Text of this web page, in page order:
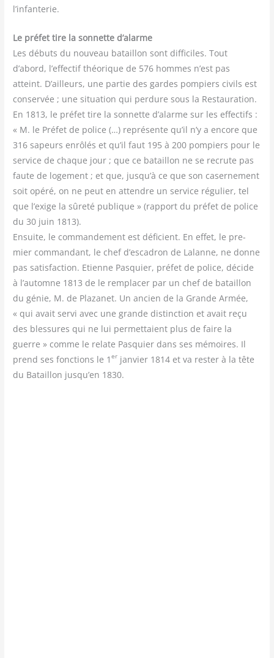
l’infanterie.
Le pré­fet tire la son­nette d’alarme
Les débuts du nou­veau bataillon sont dif­fi­ciles. Tout
d’abord, l’effectif théo­rique de 576 hommes n’est pas
atteint. D’ailleurs, une par­tie des gardes pom­piers civils est
conser­vée ; une situa­tion qui per­dure sous la Res­tau­ra­tion.
En 1813, le pré­fet tire la son­nette d’alarme sur les effec­tifs :
« M. le Pré­fet de police (…) repré­sente qu’il n’y a encore que
316 sapeurs enrô­lés et qu’il faut 195 à 200 pom­piers pour le
ser­vice de chaque jour ; que ce bataillon ne se recrute pas
faute de loge­ment ; et que, jusqu’à ce que son caser­ne­ment
soit opé­ré, on ne peut en attendre un ser­vice régu­lier, tel
que l’exige la sûre­té publique » (rap­port du pré­fet de police
du 30 juin 1813).
Ensuite, le com­man­de­ment est défi­cient. En effet, le pre­
mier com­man­dant, le chef d’escadron de Lalanne, ne donne
pas satis­fac­tion. Etienne Pas­quier, pré­fet de police, décide
à l’automne 1813 de le rem­pla­cer par un chef de bataillon
du génie, M. de Pla­za­net. Un ancien de la Grande Armée,
« qui avait ser­vi avec une grande dis­tinc­tion et avait reçu
des bles­sures qui ne lui per­met­taient plus de faire la
guerre » comme le relate Pas­quier dans ses mémoires. Il
prend ses fonc­tions le 1er jan­vier 1814 et va res­ter à la tête
du Bataillon jusqu’en 1830.